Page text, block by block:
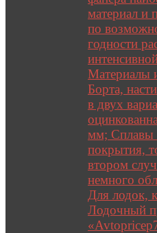
материал и
по
годности
Материалы
Борта,
в двух
мм; Сплавы
покрытия,
втором
немного
Для лодок,
Лодочный